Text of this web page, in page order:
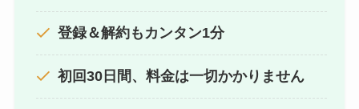
登録＆解約もカンタン1分
初回30日間、料金は一切かかりません